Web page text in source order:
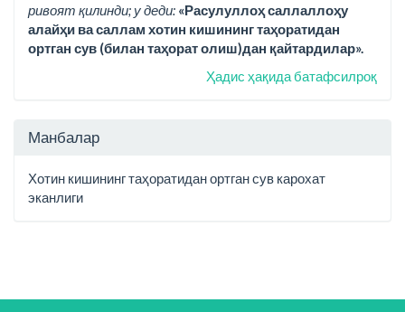
ривоят қилинди; у деди: «Расулуллоҳ саллаллоҳу
алайҳи ва саллам хотин кишининг таҳоратидан
ортган сув (билан таҳорат олиш)дан қайтардилар».
Ҳадис ҳақида батафсилроқ
Манбалар
Хотин кишининг таҳоратидан ортган сув карохат
эканлиги